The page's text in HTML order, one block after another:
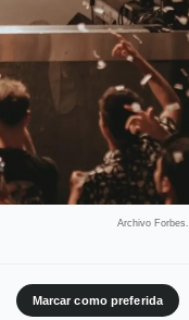
Archivo Forbes.
Marcar como preferida